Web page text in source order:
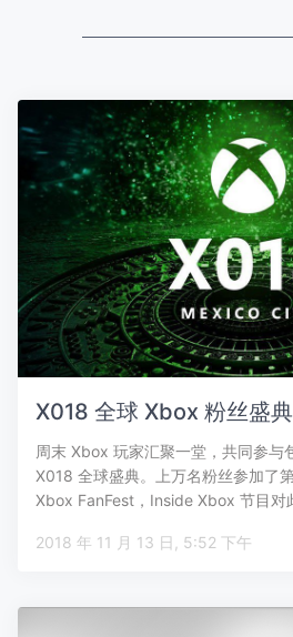
X018 全球 Xbox 粉丝盛
周末 Xbox 玩家汇聚一堂，共同参与
X018 全球盛典。上万名粉丝参加了
Xbox FanFest，Inside Xbox 节目对
2018 年 11 月 13 日, 5:52 下午